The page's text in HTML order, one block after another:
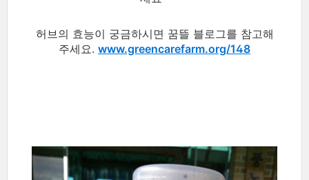
허브의 효능이 궁금하시면 꿈뜰 블로그를 참고해
주세요. www.greencarefarm.org/148